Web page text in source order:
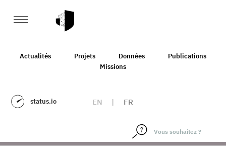
Actualités Projets Données
Publications
Missions
status.io EN | FR